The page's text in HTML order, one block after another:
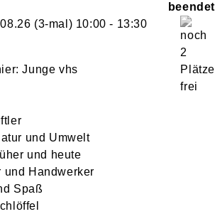
(3-mal) 10:00 - 13:30
Junge vhs
und Umwelt
und heute
und Handwerker
Spaß